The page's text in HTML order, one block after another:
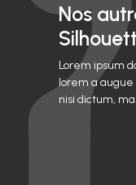
Nos
Lorem ipsum
lorem a
nisi dictum,